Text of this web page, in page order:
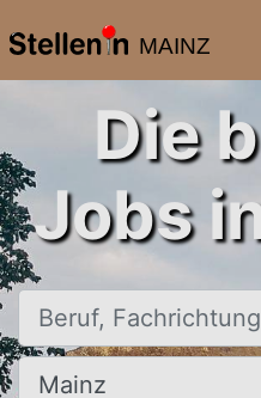
MAINZ
Die
Jobs
Beruf, Fachrichtung, Firma
Ort, Stadt